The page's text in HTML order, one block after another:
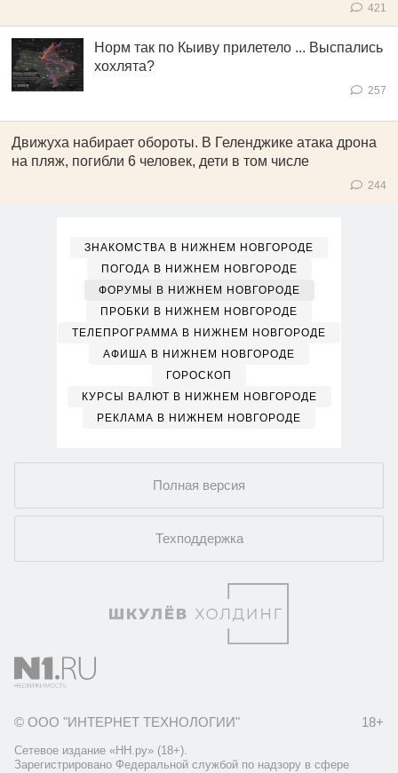
421
Норм так по Кыиву прилетело ... Выспались
хохлята?
257
Движуха набирает обороты. В Геленджике атака дрона
на пляж, погибли 6 человек, дети в том числе
244
ЗНАКОМСТВА В НИЖНЕМ НОВГОРОДЕ
ПОГОДА В НИЖНЕМ НОВГОРОДЕ
ФОРУМЫ В НИЖНЕМ НОВГОРОДЕ
ПРОБКИ В НИЖНЕМ НОВГОРОДЕ
ТЕЛЕПРОГРАММА В НИЖНЕМ НОВГОРОДЕ
АФИША В НИЖНЕМ НОВГОРОДЕ
ГОРОСКОП
КУРСЫ ВАЛЮТ В НИЖНЕМ НОВГОРОДЕ
РЕКЛАМА В НИЖНЕМ НОВГОРОДЕ
Полная версия
Техподдержка
© ООО "ИНТЕРНЕТ ТЕХНОЛОГИИ" 18+
Сетевое издание «НН.ру» (18+).
Зарегистрировано Федеральной службой по надзору в сфере